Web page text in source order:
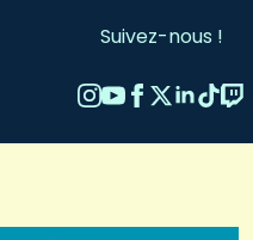
Suivez-nous !